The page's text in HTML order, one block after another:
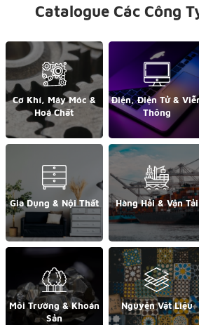
Catalogue Các Công
Cơ Khí, Máy Móc &
Hoá Chất
Điện, Điện Tử &
Thông
Gia Dụng & Nội Thất Hàng Hải & Vận Tải
Môi Trường & Khoán
Sản
Nguyên Vật Liệu